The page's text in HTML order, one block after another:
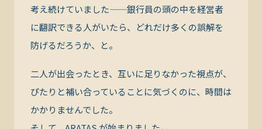
考え続けていました——銀行員の頭の中を経営者
に翻訳できる人がいたら、どれだけ多くの誤解を
防げるだろうか、と。
二人が出会ったとき、互いに足りなかった視点が、
ぴたりと補い合っていることに気づくのに、時間は
かかりませんでした。